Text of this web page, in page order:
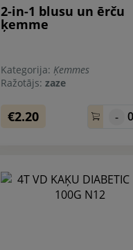
2-in-1 blusu un ērču
ķemme
Kategorija: Ķemmes
Ražotājs: zaze
€2.20 - 0